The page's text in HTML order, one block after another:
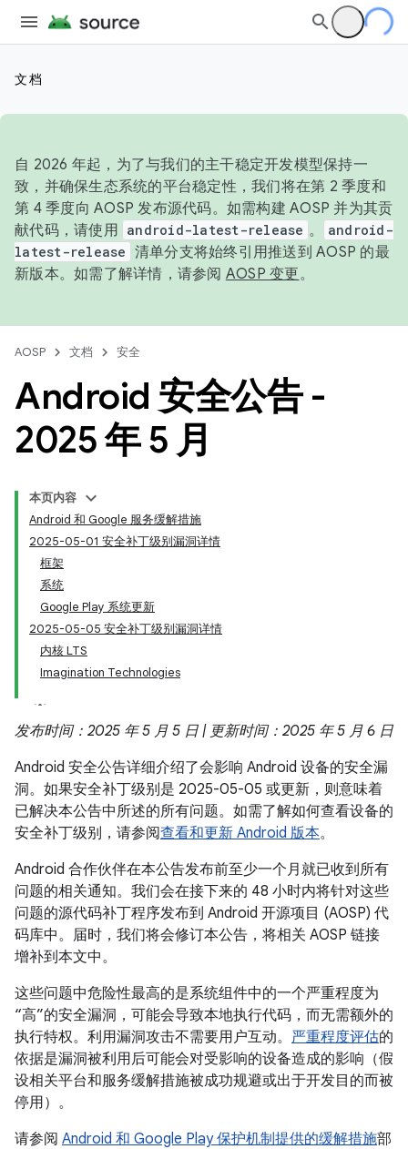
文档
自 2026 年起，为了与我们的主干稳定开发模型保持一
致，并确保生态系统的平台稳定性，我们将在第 2 季度和
第 4 季度向 AOSP 发布源代码。如需构建 AOSP 并为其贡
献代码，请使用 android-latest-release 。
android-
latest-release 清单分支将始终引用推送到 AOSP 的最
新版本。如需了解详情，请参阅 AOSP 变更。
AOSP 文档 安全
Android 安全公告 -
2025 年 5 月
本页内容
Android 和 Google 服务缓解措施
2025-05-01 安全补丁级别漏洞详情
框架
系统
Google Play 系统更新
2025-05-05 安全补丁级别漏洞详情
内核 LTS
Imagination Technologies
发布时间：2025 年 5 月 5 日 | 更新时间：2025 年 5 月 6 日
Android 安全公告详细介绍了会影响 Android 设备的安全漏
洞。如果安全补丁级别是 2025-05-05 或更新，则意味着
已解决本公告中所述的所有问题。如需了解如何查看设备的
安全补丁级别，请参阅查看和更新 Android 版本。
Android 合作伙伴在本公告发布前至少一个月就已收到所有
问题的相关通知。我们会在接下来的 48 小时内将针对这些
问题的源代码补丁程序发布到 Android 开源项目 (AOSP) 代
码库中。届时，我们将会修订本公告，将相关 AOSP 链接
增补到本文中。
这些问题中危险性最高的是系统组件中的一个严重程度为
“高”的安全漏洞，可能会导致本地执行代码，而无需额外的
执行特权。利用漏洞攻击不需要用户互动。 严重程度评估的
依据是漏洞被利用后可能会对受影响的设备造成的影响（假
设相关平台和服务缓解措施被成功规避或出于开发目的而被
停用）。
请参阅 Android 和 Google Play 保护机制提供的缓解措施部